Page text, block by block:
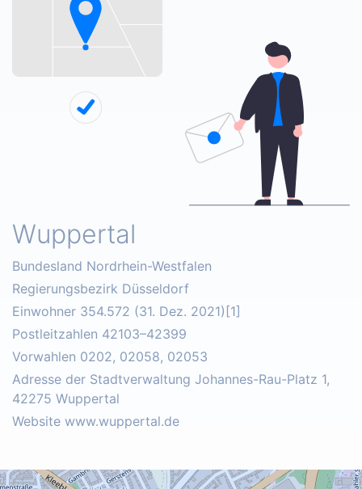
Wuppertal
Bundesland Nordrhein-Westfalen
Regierungsbezirk Düsseldorf
Einwohner 354.572 (31. Dez. 2021)[1]
Postleitzahlen 42103–42399
Vorwahlen 0202, 02058, 02053
Adresse der Stadtverwaltung Johannes-Rau-Platz 1,
42275 Wuppertal
Website www.wuppertal.de